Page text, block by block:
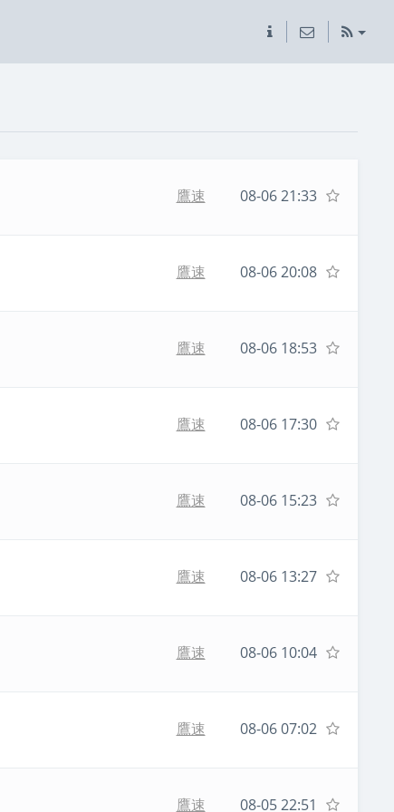
鷹速 08-06 21:33
鷹速 08-06 20:08
鷹速 08-06 18:53
鷹速 08-06 17:30
鷹速 08-06 15:23
鷹速 08-06 13:27
鷹速 08-06 10:04
鷹速 08-06 07:02
鷹速 08-05 22:51